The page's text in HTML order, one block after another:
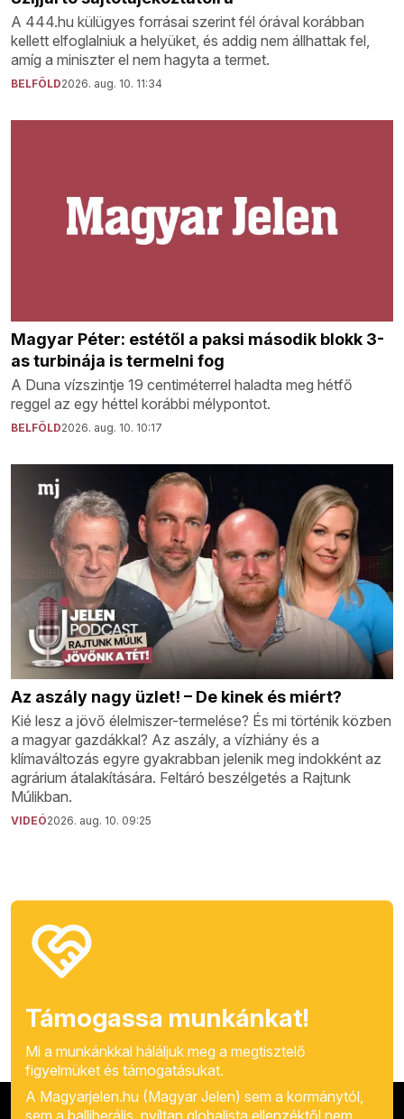
A 444.hu külügyes forrásai szerint fél órával korábban
kellett elfoglalniuk a helyüket, és addig nem állhattak fel,
amíg a miniszter el nem hagyta a termet.
BELFÖLD2026. aug. 10. 11:34
Magyar Péter: estétől a paksi második blokk 3-
as turbinája is termelni fog
A Duna vízszintje 19 centiméterrel haladta meg hétfő
reggel az egy héttel korábbi mélypontot.
BELFÖLD2026. aug. 10. 10:17
Az aszály nagy üzlet! – De kinek és miért?
Kié lesz a jövő élelmiszer-termelése? És mi történik közben
a magyar gazdákkal? Az aszály, a vízhiány és a
klímaváltozás egyre gyakrabban jelenik meg indokként az
agrárium átalakítására. Feltáró beszélgetés a Rajtunk
Múlikban.
VIDEÓ2026. aug. 10. 09:25
Támogassa munkánkat!
Mi a munkánkkal háláljuk meg a megtisztelő
figyelmüket és támogatásukat.
A Magyarjelen.hu (Magyar Jelen) sem a kormánytól,
sem a balliberális, nyíltan globalista ellenzéktől nem